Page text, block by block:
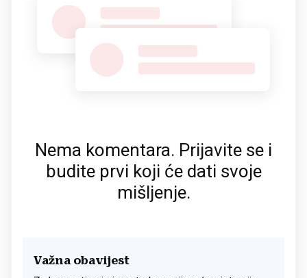
Nema komentara. Prijavite se i
budite prvi koji će dati svoje
mišljenje.
Važna obavijest